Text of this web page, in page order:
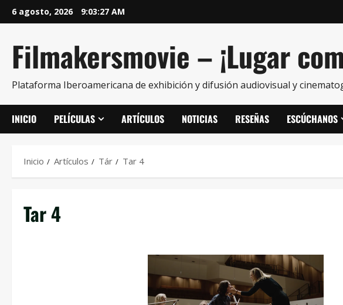
6 agosto, 2026 9:03:27 AM
Filmakersmovie – ¡Lugar
Plataforma Iberoamericana de exhibición y difusión audiovisual y
INICIO PELÍCULAS ARTÍCULOS NOTICIAS RESEÑAS ESCÚCHANOS
Inicio Artículos Tár Tar 4
Tar 4